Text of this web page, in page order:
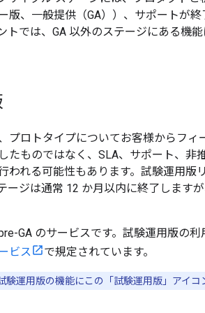
版、一般提供（GA））、サポートが
トでは、GA 以外のステージにある機
プロトタイプについてお客様からフ
たものではなく、SLA、サポート、
われる可能性もあります。試験運用
ージは通常 12 か月以内に終了します
GA のサービスです。試験運用版の
ビス
で規定されています。
験運用版の機能にこの「試験運用版」アイコ